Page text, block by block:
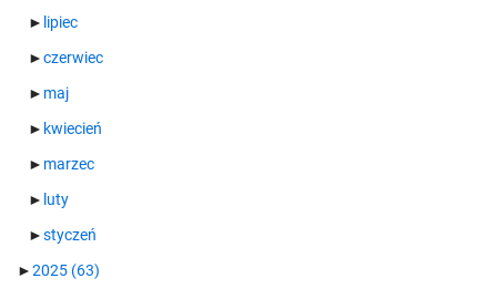
► lipiec
►czerwiec
► maj
► kwiecień
► marzec
► luty
►styczeń
►2025 (63)